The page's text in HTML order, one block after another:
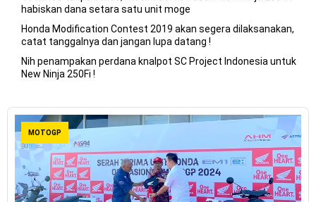
habiskan dana setara satu unit moge
Honda Modification Contest 2019 akan segera dilaksanakan,
catat tanggalnya dan jangan lupa datang !
Nih penampakan perdana knalpot SC Project Indonesia untuk
New Ninja 250Fi !
MOTOGP